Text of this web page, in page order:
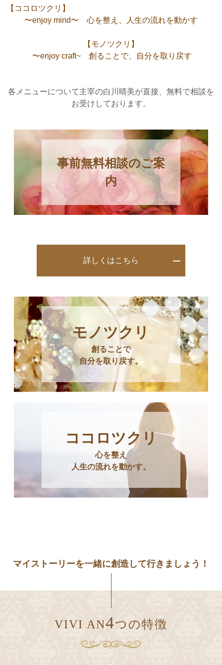
【ココロツクリ】
〜enjoy mind〜 心を整え 人 生の流れを動かす
【 モ ノ ツク リ 】
〜enjoy craft~ 創ることで、自分を取り戻す
各メニューについて主宰の白川晴美が直接、無料で相談を
お受けしております。
事前無料相談のご案
内
詳しくはこちら
モノツクリ
創ることで
自分を取り戻す。
ココロツクリ
心を整え
人生の流れを動かす。
マイストーリーを⼀緒に創造して行きましょう！
VIVI AN4つの特徴